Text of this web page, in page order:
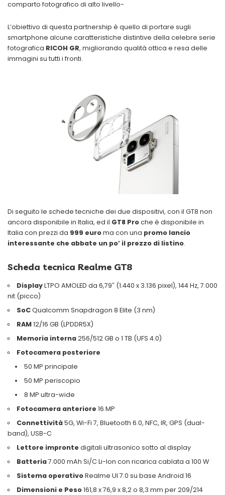
comparto fotografico di alto livello-
L’obiettivo di questa partnership è quello di portare sugli
smartphone alcune caratteristiche distintive della celebre serie
fotografica RICOH GR, migliorando qualità ottica e resa delle
immagini su tutti i fronti.
Di seguito le schede tecniche dei due dispositivi, con il GT8 non
ancora disponibile in Italia, ed il GT8 Proche è disponibile in
Italia con prezzi da 999 euroma con una promo lancio
interessante che abbate un po’ il prezzo di listino.
Scheda tecnica Realme GT8
DisplayLTPO AMOLED da 6,79″ (1.440 x 3.136 pixel), 144 Hz, 7.000
nit (picco)
SoCQualcomm Snapdragon 8 Elite (3 nm)
RAM12/16 GB (LPDDR5X)
Memoria interna256/512 GB o 1 TB (UFS 4.0)
Fotocamera posteriore
50 MP principale
50 MP periscopio
8 MP ultra-wide
Fotocamera anteriore 16 MP
Connettività5G, Wi-Fi 7, Bluetooth 6.0, NFC, IR, GPS (dual-
band), USB-C
Lettore impronte digitali ultrasonico sotto al display
Batteria7.000 mAh Si/C Li-Ion con ricarica cablata a 100 W
Sistema operativoRealme UI 7.0 su base Android 16
Dimensioni e Peso161,8 x 76,9 x 8,2 o 8,3 mm per 209/214